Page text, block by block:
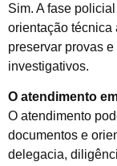
Sim. A fase
orientação técnica
preservar provas
investigativos.
O atendimento
O atendimento
documentos e
delegacia,